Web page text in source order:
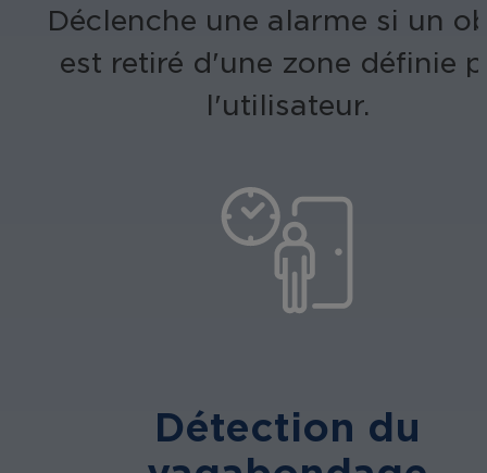
Déclenche une alarme si un
est retiré d'une zone définie
l'utilisateur.
Détection du